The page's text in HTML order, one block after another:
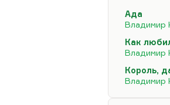
Про
жизни
Ада
Владимир
Как
Владимир
Король,
Владимир